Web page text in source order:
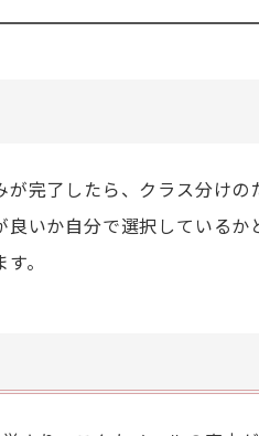
完了したら、クラス分けの
いか自分で選択している
。